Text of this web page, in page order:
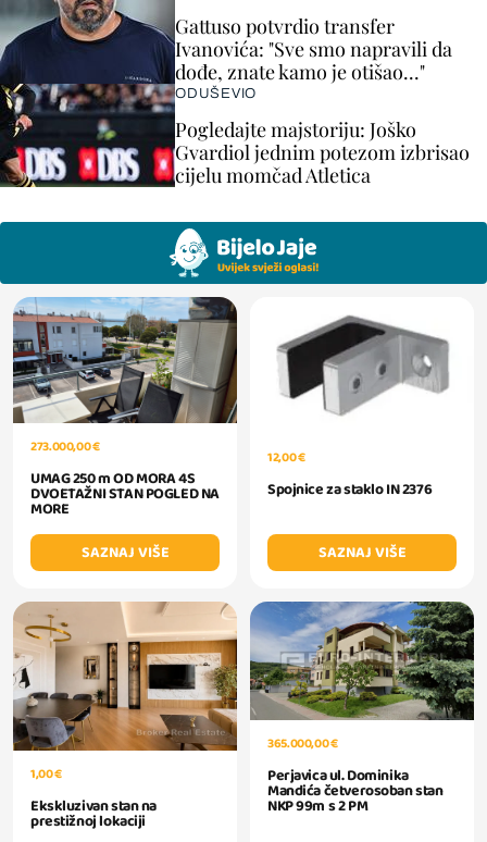
Gattuso potvrdio transfer
Ivanovića: "Sve smo napravili da
dođe, znate kamo je otišao..."
ODUŠEVIO
Pogledajte majstoriju: Joško
Gvardiol jednim potezom izbrisao
cijelu momčad Atletica
273.000,00 €
UMAG 250 m OD MORA 4S
DVOETAŽNI STAN POGLED NA
MORE
SAZNAJ VIŠE
12,00 €
Spojnice za staklo IN 2376
SAZNAJ VIŠE
1,00 €
Ekskluzivan stan na
prestižnoj lokaciji
365.000,00 €
Perjavica ul. Dominika
Mandića četverosoban stan
NKP 99m s 2 PM